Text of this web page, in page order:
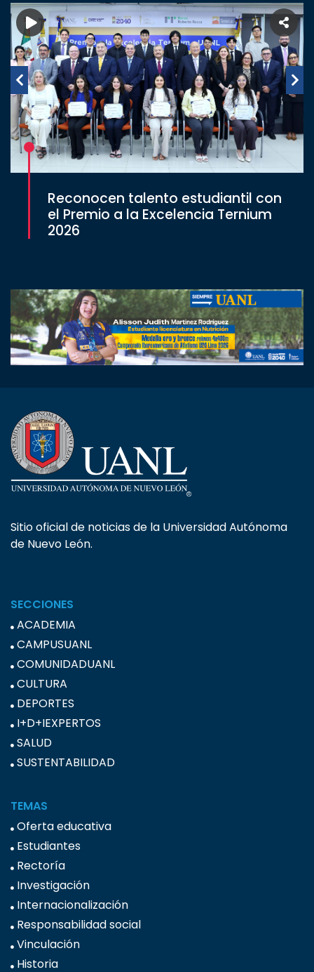
Reconocen talento estudiantil con
el Premio a la Excelencia Ternium
2026
Sitio oficial de noticias de la Universidad Autónoma
de Nuevo León.
SECCIONES
ACADEMIA
CAMPUSUANL
COMUNIDADUANL
CULTURA
DEPORTES
I+D+IEXPERTOS
SALUD
SUSTENTABILIDAD
TEMAS
Oferta educativa
Estudiantes
Rectoría
Investigación
Internacionalización
Responsabilidad social
Vinculación
Historia